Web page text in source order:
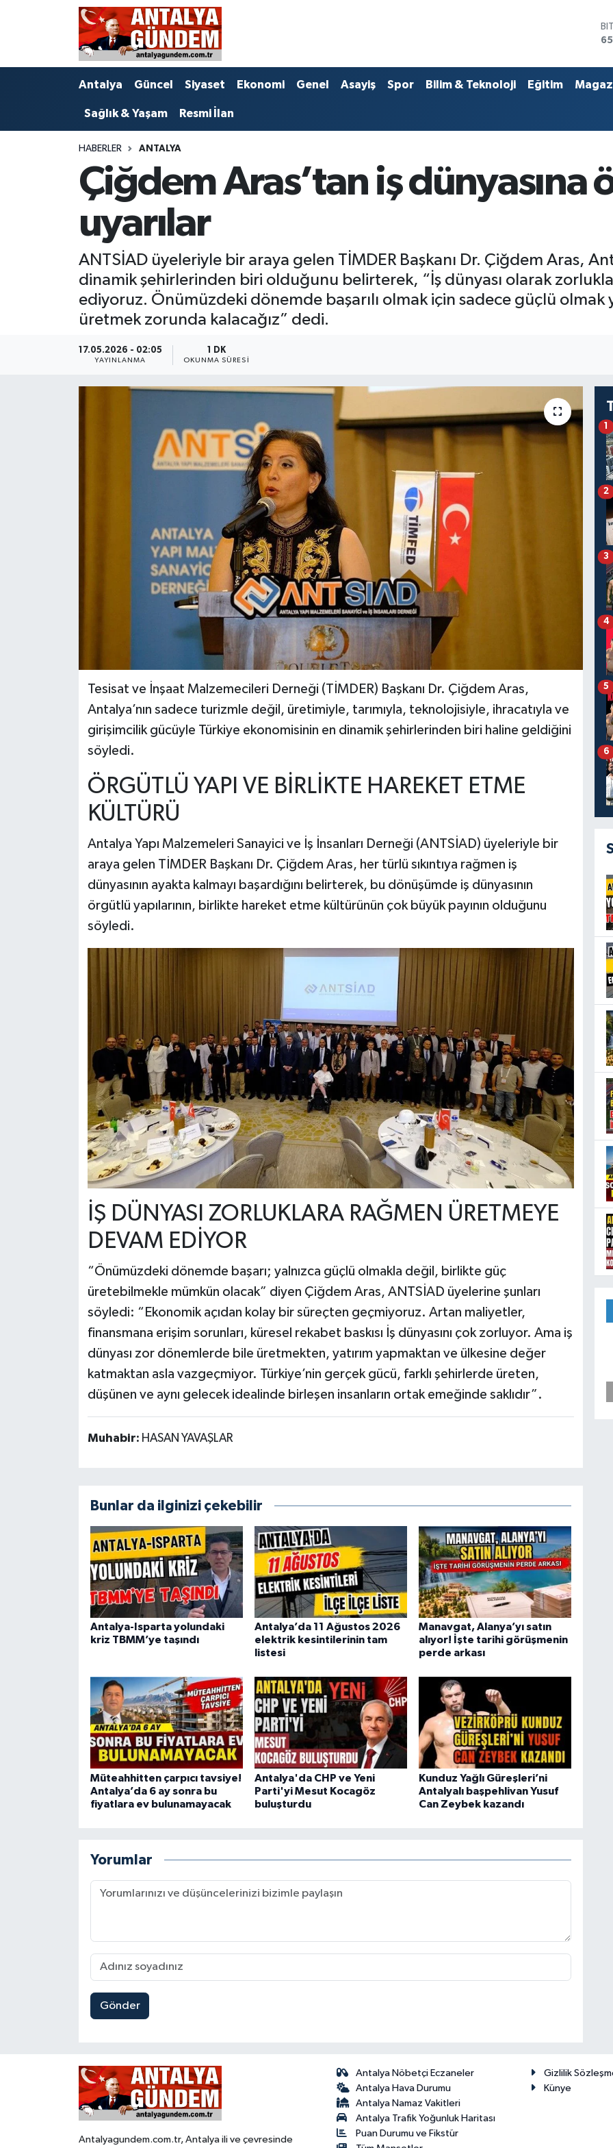
Antalya Güncel Siyaset Ekonomi Genel Asayiş Spor Bilim & Teknoloji Eğitim
Sağlık & Yaşam Resmi İlan
HABERLER ANTALYA
Çiğdem Aras’tan iş dünyasına
uyarılar
ANTSİAD üyeleriyle bir araya gelen TİMDER Başkanı Dr. Çiğdem Aras,
dinamik şehirlerinden biri olduğunu belirterek, “İş dünyası olarak
ediyoruz. Önümüzdeki dönemde başarılı olmak için sadece güçlü
üretmek zorunda kalacağız” dedi.
17.05.2026 - 02:05
YAYINLANMA
1 DK
OKUNMA SÜRESI
Tesisat ve İnşaat Malzemecileri Derneği (TİMDER) Başkanı Dr. Çiğdem Aras,
Antalya’nın sadece turizmle değil, üretimiyle, tarımıyla, teknolojisiyle, ihracatıyla ve
girişimcilik gücüyle Türkiye ekonomisinin en dinamik şehirlerinden biri haline geldiğini
söyledi.
ÖRGÜTLÜ YAPI VE BİRLİKTE HAREKET ETME
KÜLTÜRÜ
Antalya Yapı Malzemeleri Sanayici ve İş İnsanları Derneği (ANTSİAD) üyeleriyle bir
araya gelen TİMDER Başkanı Dr. Çiğdem Aras, her türlü sıkıntıya rağmen iş
dünyasının ayakta kalmayı başardığını belirterek, bu dönüşümde iş dünyasının
örgütlü yapılarının, birlikte hareket etme kültürünün çok büyük payının olduğunu
söyledi.
İŞ DÜNYASI ZORLUKLARA RAĞMEN ÜRETMEYE
DEVAM EDİYOR
“Önümüzdeki dönemde başarı; yalnızca güçlü olmakla değil, birlikte güç
üretebilmekle mümkün olacak” diyen Çiğdem Aras, ANTSİAD üyelerine şunları
söyledi: “Ekonomik açıdan kolay bir süreçten geçmiyoruz. Artan maliyetler,
finansmana erişim sorunları, küresel rekabet baskısı İş dünyasını çok zorluyor. Ama iş
dünyası zor dönemlerde bile üretmekten, yatırım yapmaktan ve ülkesine değer
katmaktan asla vazgeçmiyor. Türkiye’nin gerçek gücü, farklı şehirlerde üreten,
düşünen ve aynı gelecek idealinde birleşen insanların ortak emeğinde saklıdır”.
Muhabir: HASAN YAVAŞLAR
Bunlar da ilginizi çekebilir
Antalya-Isparta yolundaki
kriz TBMM’ye taşındı
Antalya’da 11 Ağustos 2026
elektrik kesintilerinin tam
listesi
Manavgat, Alanya’yı satın
alıyor! İşte tarihi görüşmenin
perde arkası
Müteahhitten çarpıcı tavsiye!
Antalya’da 6 ay sonra bu
fiyatlara ev bulunamayacak
Antalya'da CHP ve Yeni
Parti'yi Mesut Kocagöz
buluşturdu
Kunduz Yağlı Güreşleri’ni
Antalyalı başpehlivan Yusuf
Can Zeybek kazandı
Yorumlar
Gönder
1
2
3
4
5
6
Antalyagundem.com.tr, Antalya ili ve çevresinde
Antalya Nöbetçi Eczaneler
Antalya Hava Durumu
Antalya Namaz Vakitleri
Antalya Trafik Yoğunluk Haritası
Puan Durumu ve Fikstür
Gizlilik
Künye
Antalya
Bilim & Teknoloji
Görüntülü Haber
Kültür & Sanat
Antalya Nöbetçi Eczaneler
Antalya Hava Durumu
Antalya Namaz Vakitleri
Süper Lig Puan Durumu ve Fikstür
Tüm Manşetler
Son Dakika Haberleri
Haber Arşivi